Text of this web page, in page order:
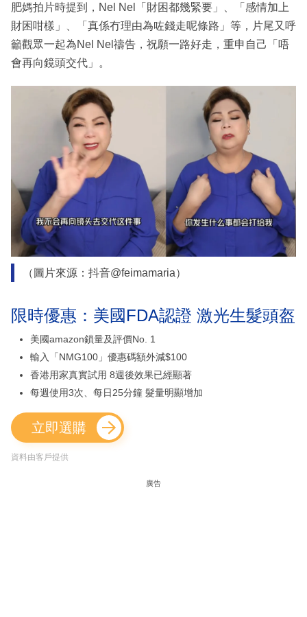
肥媽拍片時提到，Nel Nel「財困都幾緊要」、「感情加上
財困咁樣」、「真係冇理由為咗錢走呢條路」等，片尾又呼
籲觀眾一起為Nel Nel禱告，祝願一路好走，重申自己「唔
會再向鏡頭交代」。
（圖片來源：抖音@feimamaria）
限時優惠：美國FDA認證 激光生髮頭盔
美國amazon鎖量及評價No. 1
輸入「NMG100」優惠碼額外減$100
香港用家真實試用 8週後效果已經顯著
每週使用3次、每日25分鐘 髮量明顯增加
立即選購
資料由客戶提供
廣告